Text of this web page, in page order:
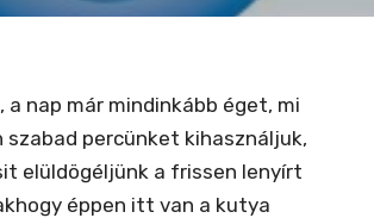
a nap már mindinkább éget, mi
szabad percünket kihasználjuk,
elüldögéljünk a frissen lenyírt
éppen itt van a kutya